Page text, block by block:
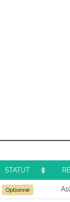
STATUT
Optionné